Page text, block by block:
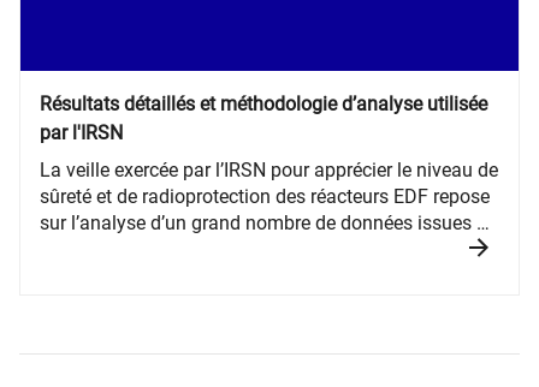
Résultats détaillés et méthodologie d’analyse utilisée
par l'IRSN
​​​​​​​​​​​​​​​​​​​​​​​​​​​​​​​​​​​​​​​​​​​​​​​​​​​​​​​​​​​​​​​​​​​​​​​​​​​​​​​​​​​​​​​​​​​​​​​​​​​La veille exercée par l’IRSN pour apprécier le niveau de
sûreté et de radioprotection des réacteurs EDF repose
sur l’analyse d’un grand nombre de données issues de